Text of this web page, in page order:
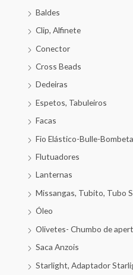
Baldes
Clip, Alfinete
Conector
Cross Beads
Dedeiras
Espetos, Tabuleiros
Facas
Fio Elástico-Bulle-Bombeta
Flutuadores
Lanternas
Missangas, Tubito, Tubo
Óleo
Olivetes- Chumbo de
Saca Anzois
Starlight, Adaptador